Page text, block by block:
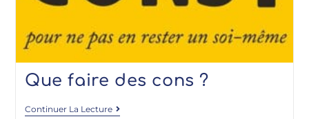
Que faire des cons ?
Continuer La Lecture